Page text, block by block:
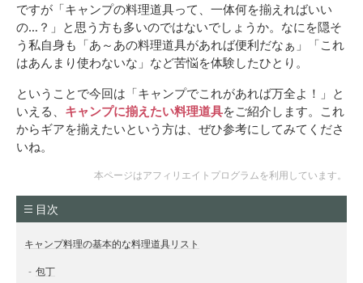
ですが「キャンプの料理道具って、一体何を揃えればいい
の…？」と思う方も多いのではないでしょうか。なにを隠そ
う私自身も「あ～あの料理道具があれば便利だなぁ」「これ
はあんまり使わないな」など苦悩を体験したひとり。
ということで今回は「キャンプでこれがあれば万全よ！」と
いえる、 キャンプに揃えたい料理道具をご紹介します。これ
からギアを揃えたいという方は、ぜひ参考にしてみてくださ
いね。
本ページはアフィリエイトプログラムを利用しています。
目次
キャンプ料理の基本的な料理道具リスト
包丁